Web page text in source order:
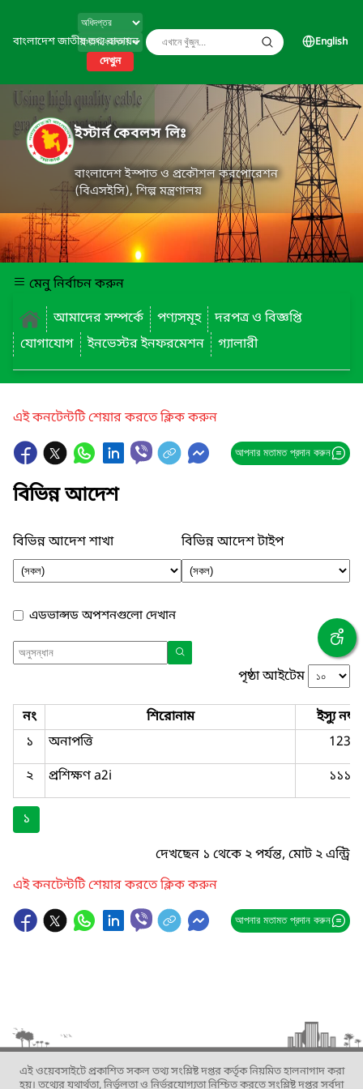
বাংলাদেশ জাতীয় তথ্য বাতায়ন
দেখুন
English
ইস্টার্ন কেবলস লিঃ
বাংলাদেশ ইস্পাত ও প্রকৌশল করপোরেশন
(বিএসইসি), শিল্প মন্ত্রণালয়
মেনু নির্বাচন করুন
আমাদের সম্পর্কে
পণ্যসমূহ
দরপত্র ও বিজ্ঞপ্তি
যোগাযোগ
ইনভেস্টর ইনফরমেশন গ্যালারী
এই কনটেন্টটি শেয়ার করতে ক্লিক করুন
আপনার মতামত প্রদান করুন
বিভিন্ন আদেশ
বিভিন্ন আদেশ শাখা বিভিন্ন আদেশ টাইপ
এডভান্সড অপশনগুলো দেখান
পৃষ্ঠা আইটেম
নং শিরোনাম
ইস্যু নম্বর
১
অনাপত্তি
123
২
প্রশিক্ষণ a2i ১১১
১
দেখছেন ১ থেকে ২ পর্যন্ত, মোট ২ এন্ট্রি
এই কনটেন্টটি শেয়ার করতে ক্লিক করুন
আপনার মতামত প্রদান করুন
এই ওয়েবসাইটে প্রকাশিত সকল তথ্য সংশ্লিষ্ট দপ্তর কর্তৃক নিয়মিত হালনাগাদ করা
হয়। তথ্যের যথার্থতা, নির্ভুলতা ও নির্ভরযোগ্যতা নিশ্চিত করতে সংশ্লিষ্ট দপ্তর সর্বদা